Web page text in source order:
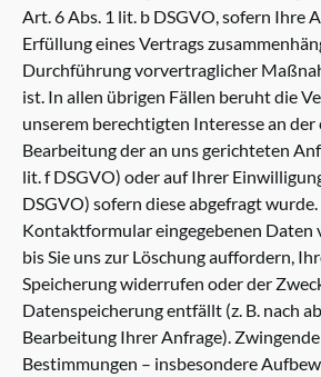
Art. 6 Abs. 1 lit. b DSGVO, sofern Ihre
Erfüllung eines Vertrags
Durchführung vorvertraglicher
ist. In allen übrigen Fällen beruht die
unserem berechtigten Interesse an
Bearbeitung der an uns gerichteten
lit. f DSGVO) oder auf Ihrer
DSGVO) sofern diese abgefragt
Kontaktformular eingegebenen Daten
bis Sie uns zur Löschung auffordern,
Speicherung widerrufen oder der
Datenspeicherung entfällt (z. B. nach
Bearbeitung Ihrer Anfrage).
Bestimmungen – insbesondere